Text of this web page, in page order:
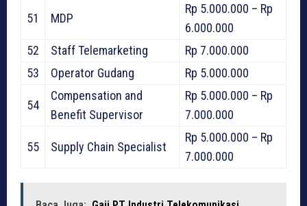
51 MDP
Rp 5.000.000 – Rp
6.000.000
52
Staff Telemarketing
Rp 7.000.000
53
Operator Gudang Rp 5.000.000
54
Compensation and
Benefit Supervisor
Rp 5.000.000 – Rp
7.000.000
55 Supply Chain Specialist
Rp 5.000.000 – Rp
7.000.000